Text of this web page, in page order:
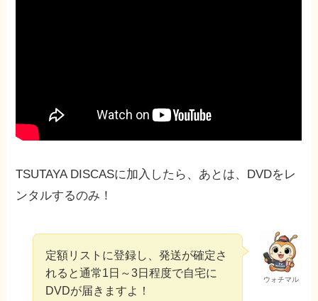
TSUTAYA DISCASに加入したら、あとは、DVDをレ
ンタルするのみ！
ウォチマル
定額リストに登録し、発送が確定さ
れると通常1日～3日程度で自宅に
DVDが届きますよ！